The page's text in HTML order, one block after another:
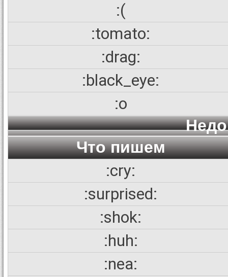
:(
:tomato:
:drag:
:black_eye:
:o
Что пишем
:cry:
:surprised:
:shok:
:huh:
:nea: